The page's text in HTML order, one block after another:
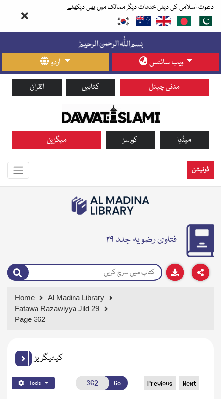
دعوت اسلامی کی دینی خدمات دیگر ممالک میں بھی دیکھئے
اردو ویب سائٹس
القرآن کتابیں مدنی چینل
میگزین کورسز میڈیا
ڈونیشن
فتاوی رضویہ جلد ۲۹
Home
Al Madina Library
Fatawa Razawiyya Jild 29
Page 362
کیٹیگریز
Tools Go Previous Next